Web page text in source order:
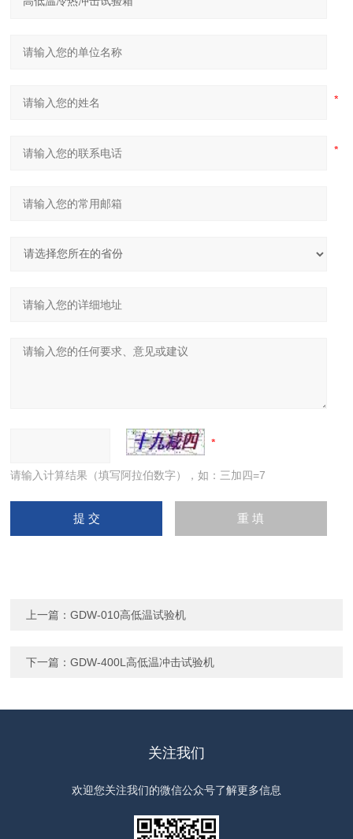
请输入计算结果（填写阿拉伯数字），如：三加四=7
上一篇：GDW-010高低温试验机
下一篇：GDW-400L高低温冲击试验机
关注我们
欢迎您关注我们的微信公众号了解更多信息